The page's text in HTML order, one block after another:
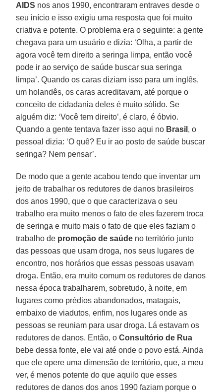
AIDS nos anos 1990, encontraram entraves desde o
seu início e isso exigiu uma resposta que foi muito
criativa e potente. O problema era o seguinte: a gente
chegava para um usuário e dizia: ‘Olha, a partir de
agora você tem direito a seringa limpa, então você
pode ir ao serviço de saúde buscar sua seringa
limpa’. Quando os caras diziam isso para um inglês,
um holandês, os caras acreditavam, até porque o
conceito de cidadania deles é muito sólido. Se
alguém diz: ‘Você tem direito’, é claro, é óbvio.
Quando a gente tentava fazer isso aqui no Brasil , o
pessoal dizia: ‘O quê? Eu ir ao posto de saúde buscar
seringa? Nem pensar’.
De modo que a gente acabou tendo que inventar um
jeito de trabalhar os redutores de danos brasileiros
dos anos 1990, que o que caracterizava o seu
trabalho era muito menos o fato de eles fazerem troca
de seringa e muito mais o fato de que eles faziam o
trabalho de promoção de saúde no território junto
das pessoas que usam droga, nos seus lugares de
encontro, nos horários que essas pessoas usavam
droga. Então, era muito comum os redutores de danos
nessa época trabalharem, sobretudo, à noite, em
lugares como prédios abandonados, matagais,
embaixo de viadutos, enfim, nos lugares onde as
pessoas se reuniam para usar droga. Lá estavam os
redutores de danos. Então, oConsultório de Rua
bebe dessa fonte, ele vai até onde o povo está. Ainda
que ele opere uma dimensão de território, que, a meu
ver, é menos potente do que aquilo que esses
redutores de danos dos anos 1990 faziam porque o